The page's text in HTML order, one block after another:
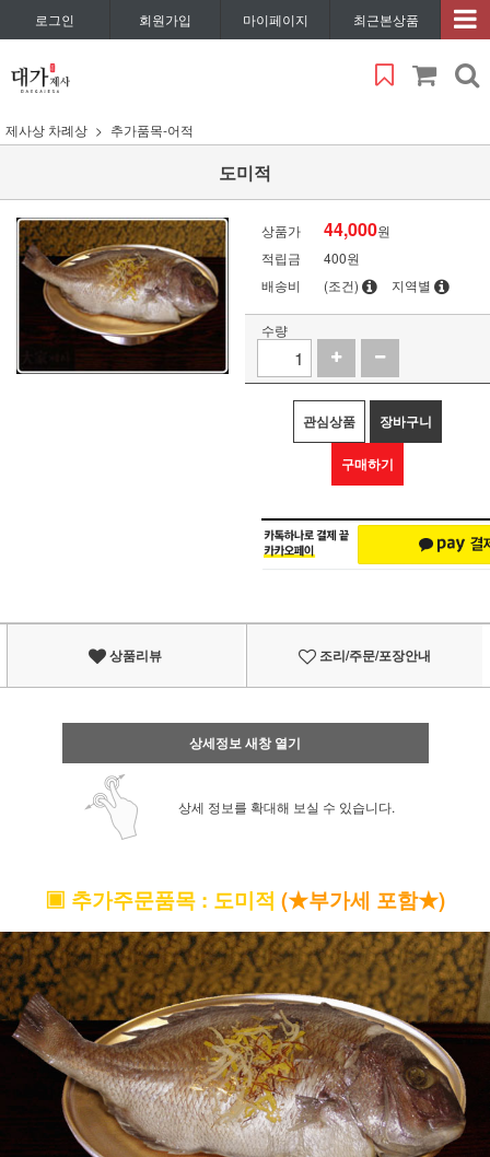
로그인 회원가입 마이페이지 최근본상품
제사상 차례상 추가품목-어적
도미적
상품가 44,000원
적립금
400원
배송비
(조건) 지역별
수량
관심상품 장바구니
구매하기
상품리뷰 조리/주문/포장안내
상세정보 새창 열기
상세 정보를 확대해 보실 수 있습니다.
▣ 추가주문품목 : 도미적 (★부가세 포함★)